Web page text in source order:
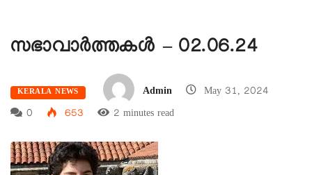
സഭാവാര്‍ത്തകള്‍ – 02.06.24
KERALA NEWS Admin
May 31, 2024
0
653 2 minutes read